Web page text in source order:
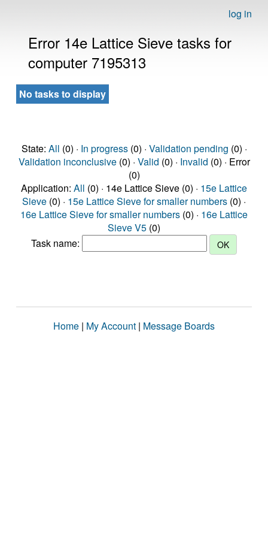
log in
Error 14e Lattice Sieve tasks for
computer 7195313
No tasks to display
State: All (0) · In progress(0) · Validation pending (0) ·
Validation inconclusive(0) · Valid (0) · Invalid (0) · Error
(0)
Application: All (0) · 14e Lattice Sieve (0) · 15e Lattice
Sieve (0) · 15e Lattice Sieve for smaller numbers (0) ·
16e Lattice Sieve for smaller numbers (0) · 16e Lattice
Sieve V5 (0)
Task name:
Home | My Account | Message Boards